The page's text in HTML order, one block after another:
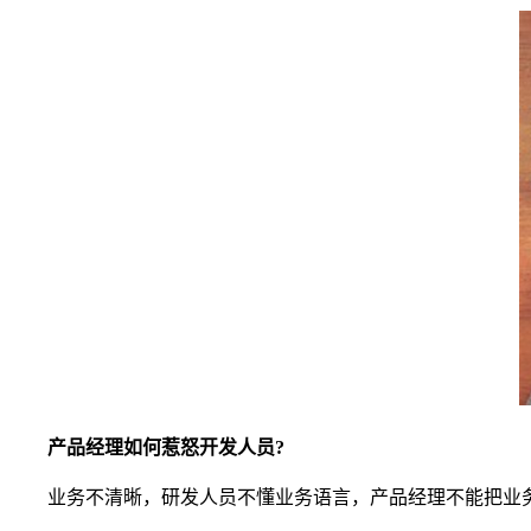
产品经理如何惹怒开发人员?
业务不清晰，研发人员不懂业务语言，产品经理不能把业